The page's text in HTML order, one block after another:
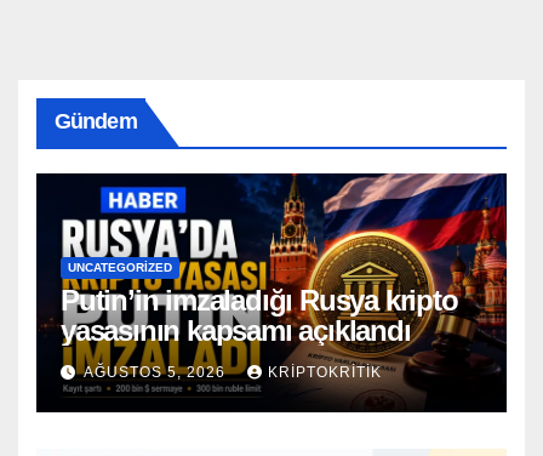
Gündem
UNCATEGORIZED
Putin’in imzaladığı Rusya kripto
yasasının kapsamı açıklandı
AĞUSTOS 5, 2026 KRIPTOKRITIK